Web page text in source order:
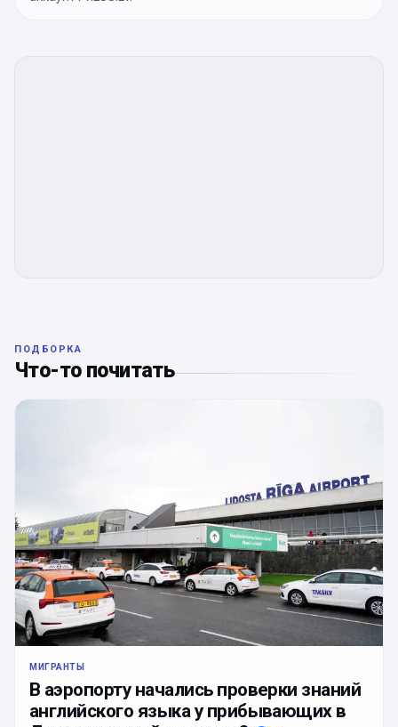
ПОДБОРКА
Что-то почитать
МИГРАНТЫ
В аэропорту начались проверки знаний
английского языка у прибывающих в